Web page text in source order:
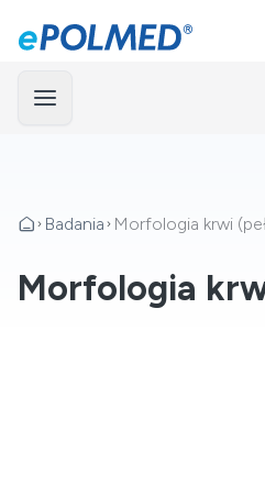
Badania Morfologia krwi
Morfologia